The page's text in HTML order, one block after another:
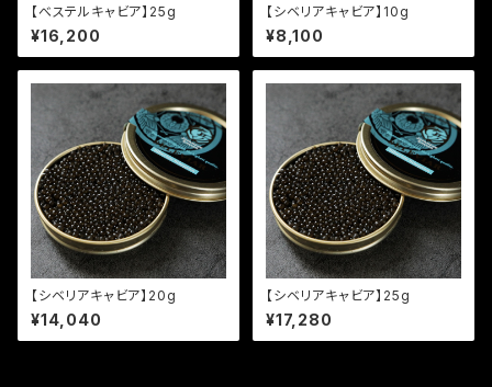
【べステルキャビア】25g
¥16,200
【シベリアキャビア】10g
¥8,100
【シベリアキャビア】20g
¥14,040
【シベリアキャビア】25g
¥17,280